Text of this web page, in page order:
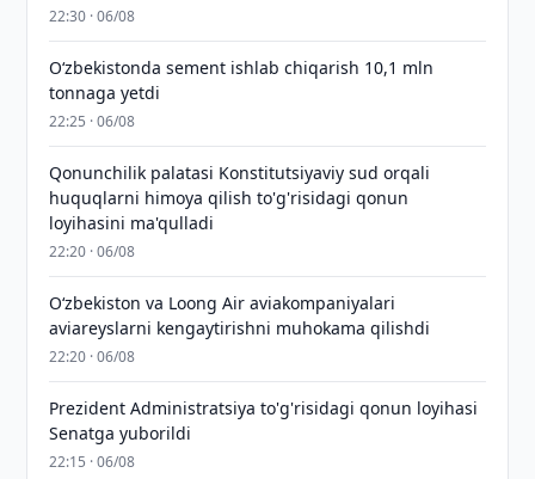
22:30 · 06/08
O‘zbekistonda sement ishlab chiqarish 10,1 mln
tonnaga yetdi
22:25 · 06/08
Qonunchilik palatasi Konstitutsiyaviy sud orqali
huquqlarni himoya qilish to'g'risidagi qonun
loyihasini ma'qulladi
22:20 · 06/08
Oʻzbekiston va Loong Air aviakompaniyalari
aviareyslarni kengaytirishni muhokama qilishdi
22:20 · 06/08
Prezident Administratsiya to'g'risidagi qonun loyihasi
Senatga yuborildi
22:15 · 06/08